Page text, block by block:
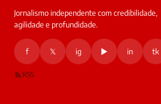
Jornalismo independente com credibilidade,
agilidade e profundidade.
f 𝕏 ig ▶ in tk
RSS